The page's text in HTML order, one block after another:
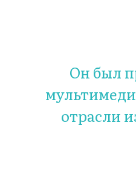
Он был
отрасли